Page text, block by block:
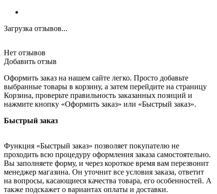
Загрузка отзывов...
Нет отзывов
Добавить отзыв
Оформить заказ на нашем сайте легко. Просто добавьте
выбранные товары в корзину, а затем перейдите на страницу
Корзина, проверьте правильность заказанных позиций и
нажмите кнопку «Оформить заказ» или «Быстрый заказ».
Быстрый заказ
Функция «Быстрый заказ» позволяет покупателю не
проходить всю процедуру оформления заказа самостоятельно.
Вы заполняете форму, и через короткое время вам перезвонит
менеджер магазина. Он уточнит все условия заказа, ответит
на вопросы, касающиеся качества товара, его особенностей. А
также подскажет о вариантах оплаты и доставки.